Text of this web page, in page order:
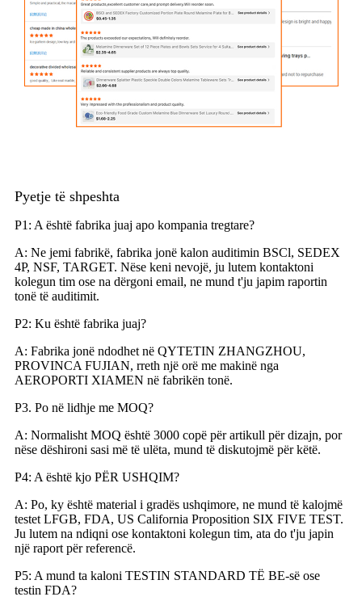
Pyetje të shpeshta
P1: A është fabrika juaj apo kompania tregtare?
A: Ne jemi fabrikë, fabrika jonë kalon auditimin BSCl, SEDEX
4P, NSF, TARGET. Nëse keni nevojë, ju lutem kontaktoni
kolegun tim ose na dërgoni email, ne mund t'ju japim raportin
tonë të auditimit.
P2: Ku është fabrika juaj?
A: Fabrika jonë ndodhet në QYTETIN ZHANGZHOU,
PROVINCA FUJIAN, rreth një orë me makinë nga
AEROPORTI XIAMEN në fabrikën tonë.
P3. Po në lidhje me MOQ?
A: Normalisht MOQ është 3000 copë për artikull për dizajn, por
nëse dëshironi sasi më të ulëta, mund të diskutojmë për këtë.
P4: A është kjo PËR USHQIM?
A: Po, ky është material i gradës ushqimore, ne mund të kalojmë
testet LFGB, FDA, US California Proposition SIX FIVE TEST.
Ju lutem na ndiqni ose kontaktoni kolegun tim, ata do t'ju japin
një raport për referencë.
P5: A mund ta kaloni TESTIN STANDARD TË BE-së ose
testin FDA?